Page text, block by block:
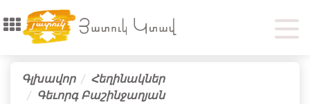
Գլխավոր
Հեղինակներ
Գեւորգ Բաշինջաղյան